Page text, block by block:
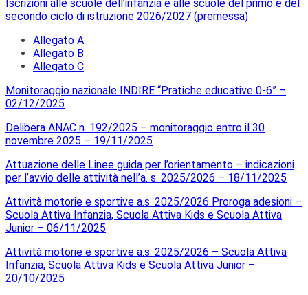
Iscrizioni alle scuole dell’infanzia e alle scuole del primo e del
secondo ciclo di istruzione 2026/2027 (premessa)
Allegato A
Allegato B
Allegato C
Monitoraggio nazionale INDIRE “Pratiche educative 0-6” –
02/12/2025
Delibera ANAC n. 192/2025 – monitoraggio entro il 30
novembre 2025 – 19/11/2025
Attuazione delle Linee guida per l’orientamento – indicazioni
per l’avvio delle attività nell’a. s. 2025/2026 – 18/11/2025
Attività motorie e sportive a.s. 2025/2026 Proroga adesioni –
Scuola Attiva Infanzia, Scuola Attiva Kids e Scuola Attiva
Junior – 06/11/2025
Attività motorie e sportive a.s. 2025/2026 – Scuola Attiva
Infanzia, Scuola Attiva Kids e Scuola Attiva Junior –
20/10/2025